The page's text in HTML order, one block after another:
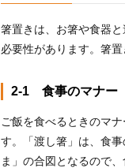
箸置きは、お箸や食器
必要性があります。箸
2-1 食事のマナー
ご飯を食べるときのマ
す。「渡し箸」は、食
ま」の合図となるので